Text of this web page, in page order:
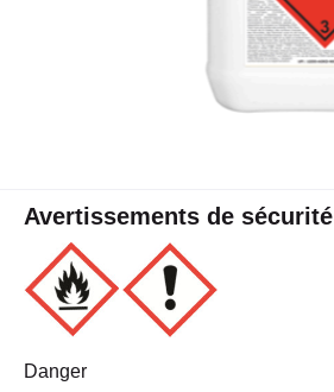
Avertissements de sécurité
Danger